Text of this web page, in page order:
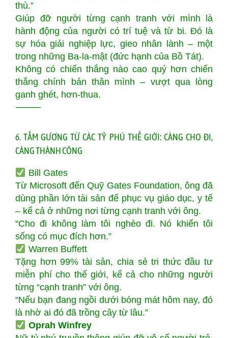
thù.”
Giúp đỡ người từng cạnh tranh với mình là
hành động của người có trí tuệ và từ bi. Đó là
sự hóa giải nghiệp lực, gieo nhân lành – một
trong những Ba-la-mật (đức hạnh của Bồ Tát).
Không có chiến thắng nào cao quý hơn chiến
thắng chính bản thân mình – vượt qua lòng
ganh ghét, hơn-thua.
⸻
6. TẤM GƯƠNG TỪ CÁC TỶ PHÚ THẾ GIỚI: CÀNG CHO ĐI,
CÀNG THÀNH CÔNG
Bill Gates
Từ Microsoft đến Quỹ Gates Foundation, ông đã
dùng phần lớn tài sản để phục vụ giáo dục, y tế
– kể cả ở những nơi từng cạnh tranh với ông.
“Cho đi không làm tôi nghèo đi. Nó khiến tôi
sống có mục đích hơn.”
Warren Buffett
Tặng hơn 99% tài sản, chia sẻ tri thức đầu tư
miễn phí cho thế giới, kể cả cho những người
từng “cạnh tranh” với ông.
“Nếu bạn đang ngồi dưới bóng mát hôm nay, đó
là nhờ ai đó đã trồng cây từ lâu.”
Oprah Winfrey